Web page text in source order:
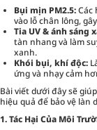
Bụi mịn PM2.5:Các
vào lỗ chân lông,
Tia UV & ánh sáng
tàn nhang và làm
xanh.
Khói bụi, khí độc:
ứng và nhạy cảm
Bài viết dưới đây sẽ
hiệu quả để bảo vệ làn
1. Tác Hại Của Môi